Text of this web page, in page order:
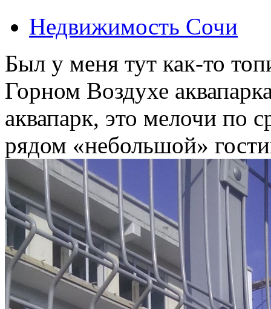
Недвижимость Сочи
Был у меня тут как-то
Горном Воздухе
аквапарк, это мелочи по
рядом «небольшой»